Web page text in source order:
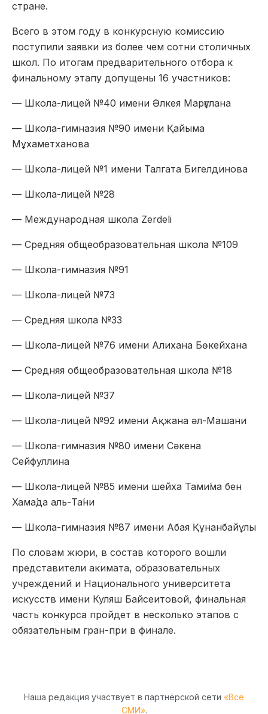
стране.
Всего в этом году в конкурсную комиссию
поступили заявки из более чем сотни столичных
школ. По итогам предварительного отбора к
финальному этапу допущены 16 участников:
— Школа-лицей №40 имени Әлкея Марғұлана
— Школа-гимназия №90 имени Қайыма
Мұхаметханова
— Школа-лицей №1 имени Талгата Бигелдинова
— Школа-лицей №28
— Международная школа Zerdeli
— Средняя общеобразовательная школа №109
— Школа-гимназия №91
— Школа-лицей №73
— Средняя школа №33
— Школа-лицей №76 имени Алихана Бөкейхана
— Средняя общеобразовательная школа №18
— Школа-лицей №37
— Школа-лицей №92 имени Ақжана әл-Машани
— Школа-гимназия №80 имени Сәкена
Сейфуллина
— Школа-лицей №85 имени шейха Тами́ма бен
Хама́да аль-Та́ни
— Школа-гимназия №87 имени Абая Құнанбайұлы
По словам жюри, в состав которого вошли
представители акимата, образовательных
учреждений и Национального университета
искусств имени Куляш Байсеитовой, финальная
часть конкурса пройдет в несколько этапов с
обязательным гран-при в финале.
Наша редакция участвует в партнёрской сети «Все
СМИ».